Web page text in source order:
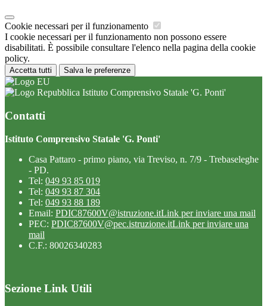
Cookie necessari per il funzionamento
I cookie necessari per il funzionamento non possono essere
disabilitati. È possibile consultare l'elenco nella pagina della cookie
policy.
Accetta tutti Salva le preferenze
Istituto Comprensivo Statale 'G. Ponti'
Contatti
Istituto Comprensivo Statale 'G. Ponti'
Casa Pattaro - primo piano, via Treviso, n. 7/9 - Trebaseleghe
- PD.
Tel: 049 93 85 019
Tel: 049 93 87 304
Tel: 049 93 88 189
Email: PDIC87600V@istruzione.itLink per inviare una mail
PEC: PDIC87600V@pec.istruzione.itLink per inviare una
mail
C.F.: 80026340283
Sezione Link Utili